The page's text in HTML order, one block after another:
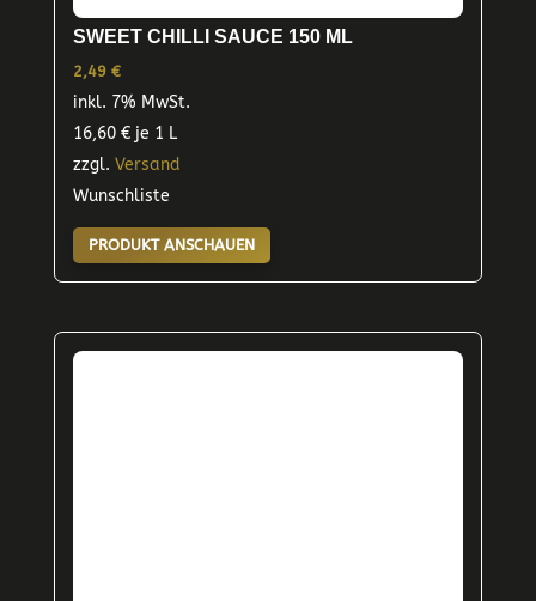
SWEET CHILLI SAUCE 150 ML
2,49 €
inkl. 7% MwSt.
16,60 €je 1 L
zzgl. Versand
Wunschliste
PRODUKT ANSCHAUEN